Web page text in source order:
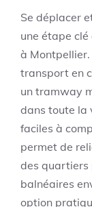
Se déplacer
une étape
à Montpellier.
transport en
un tramway
dans toute la
faciles à
permet de
des quartiers
balnéaires
option